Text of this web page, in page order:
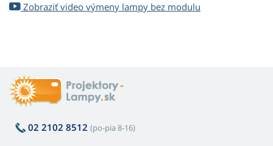
Zobraziť video výmeny lampy bez modulu
02 2102 8512 (po-pia 8-16)